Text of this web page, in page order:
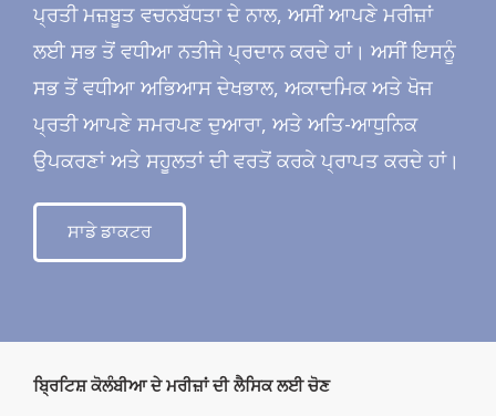
ਪ੍ਰਤੀ ਮਜ਼ਬੂਤ ​​ਵਚਨਬੱਧਤਾ ਦੇ ਨਾਲ, ਅਸੀਂ ਆਪਣੇ ਮਰੀਜ਼ਾਂ
ਲਈ ਸਭ ਤੋਂ ਵਧੀਆ ਨਤੀਜੇ ਪ੍ਰਦਾਨ ਕਰਦੇ ਹਾਂ। ਅਸੀਂ ਇਸਨੂੰ
ਸਭ ਤੋਂ ਵਧੀਆ ਅਭਿਆਸ ਦੇਖਭਾਲ, ਅਕਾਦਮਿਕ ਅਤੇ ਖੋਜ
ਪ੍ਰਤੀ ਆਪਣੇ ਸਮਰਪਣ ਦੁਆਰਾ, ਅਤੇ ਅਤਿ-ਆਧੁਨਿਕ
ਉਪਕਰਣਾਂ ਅਤੇ ਸਹੂਲਤਾਂ ਦੀ ਵਰਤੋਂ ਕਰਕੇ ਪ੍ਰਾਪਤ ਕਰਦੇ ਹਾਂ।
ਸਾਡੇ ਡਾਕਟਰ
ਬ੍ਰਿਟਿਸ਼ ਕੋਲੰਬੀਆ ਦੇ ਮਰੀਜ਼ਾਂ ਦੀ ਲੈਸਿਕ ਲਈ ਚੋਣ